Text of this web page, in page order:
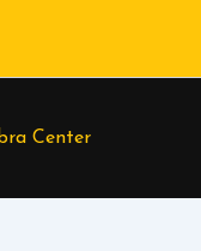
Center